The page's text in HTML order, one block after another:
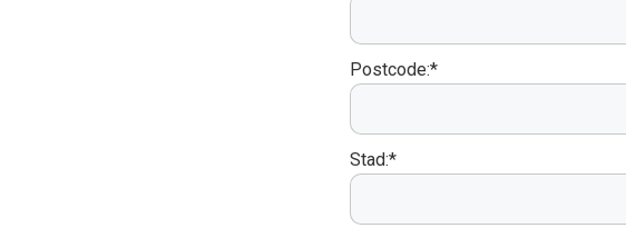
Postcode:*
Stad:*